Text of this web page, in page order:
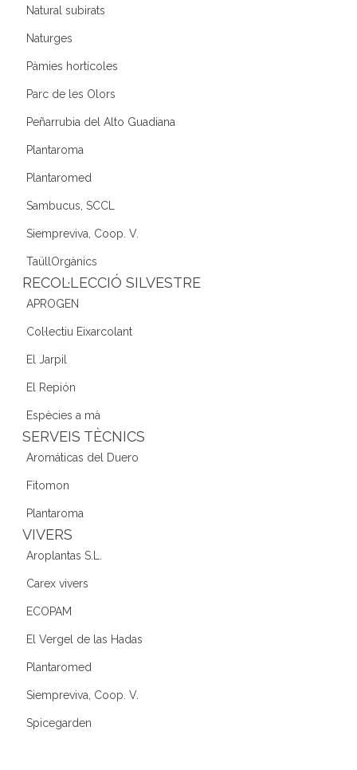
Natural subirats
Naturges
Pàmies hortícoles
Parc de les Olors
Peñarrubia del Alto Guadiana
Plantaroma
Plantaromed
Sambucus, SCCL
Siempreviva, Coop. V.
TaüllOrgànics
RECOL·LECCIÓ SILVESTRE
APROGEN
Col·lectiu Eixarcolant
El Jarpil
El Repión
Espècies a mà
SERVEIS TÈCNICS
Aromáticas del Duero
Fitomon
Plantaroma
VIVERS
Aroplantas S.L.
Carex vivers
ECOPAM
El Vergel de las Hadas
Plantaromed
Siempreviva, Coop. V.
Spicegarden